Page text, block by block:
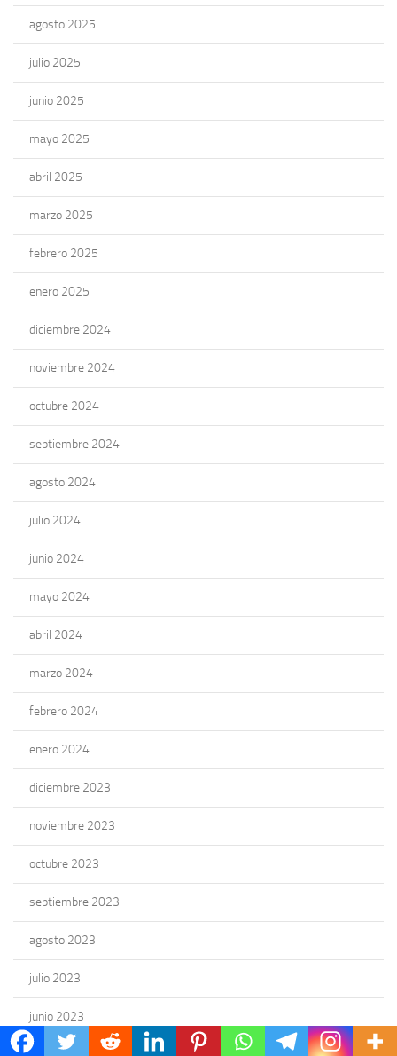
agosto 2025
julio 2025
junio 2025
mayo 2025
abril 2025
marzo 2025
febrero 2025
enero 2025
diciembre 2024
noviembre 2024
octubre 2024
septiembre 2024
agosto 2024
julio 2024
junio 2024
mayo 2024
abril 2024
marzo 2024
febrero 2024
enero 2024
diciembre 2023
noviembre 2023
octubre 2023
septiembre 2023
agosto 2023
julio 2023
junio 2023